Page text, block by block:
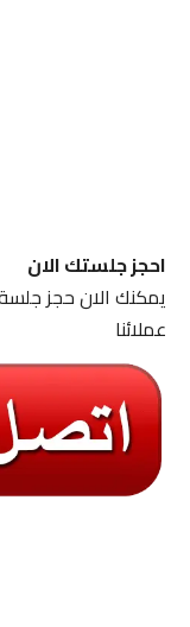
احجز جلستك الان
يمكنك الان حجز
عملائنا